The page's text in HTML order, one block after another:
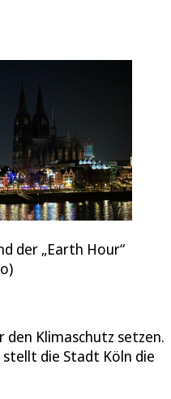
der „Earth Hour“
den Klimaschutz setzen.
die Stadt Köln die